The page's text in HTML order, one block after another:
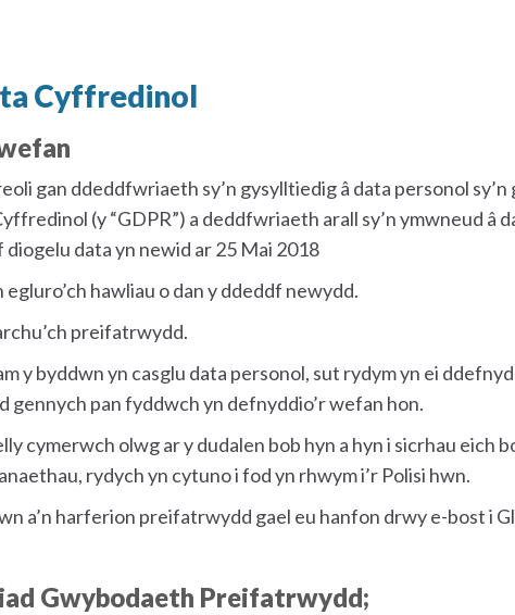
Cyffredinol
gan ddeddfwriaeth sy’n gysylltiedig â data personol
(y “GDPR”) a deddfwriaeth arall sy’n ymwneud â
data yn newid ar 25 Mai 2018
hawliau o dan y ddeddf newydd.
preifatrwydd.
y byddwn yn casglu data personol, sut rydym yn ei
gennych pan fyddwch yn defnyddio’r wefan hon.
cymerwch olwg ar y dudalen bob hyn a hyn i sicrhau eich
rydych yn cytuno i fod yn rhwym i’r Polisi hwn.
a’n harferion preifatrwydd gael eu hanfon drwy e-bost i
Gwybodaeth Preifatrwydd;